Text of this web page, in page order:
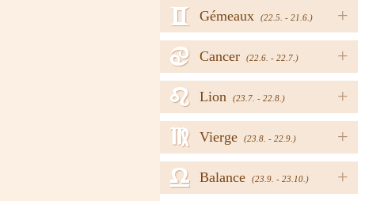
+
Gémeaux (22.5. - 21.6.)
c
+
Cancer (22.6. - 22.7.)
d
+
Lion (23.7. - 22.8.)
e
+
Vierge (23.8. - 22.9.)
f
+
Balance (23.9. - 23.10.)
g